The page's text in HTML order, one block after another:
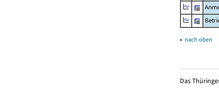
▴ nach oben
Das